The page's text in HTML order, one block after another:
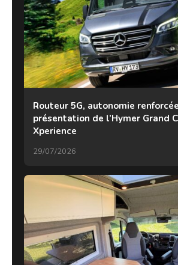
Routeur 5G, autonomie
présentation de l’Hymer Grand
Xperience
29/07/2026